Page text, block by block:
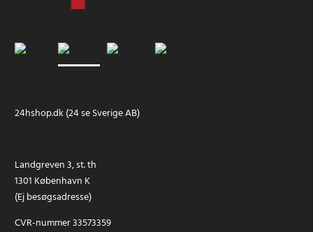
24hshop.dk (24 se Sverige AB)
Landgreven 3, st. th
1301 København K
(Ej besøgsadresse)
CVR-nummer 33573359